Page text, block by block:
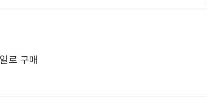
로 구매